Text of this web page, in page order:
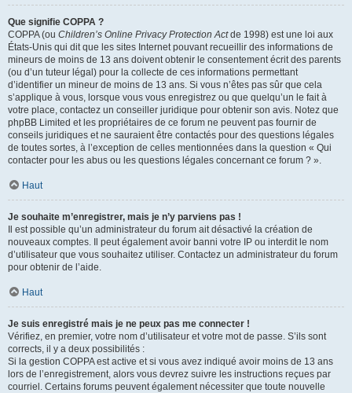
Que signifie COPPA ?
COPPA (ou Children’s Online Privacy Protection Actde 1998) est une loi aux
États-Unis qui dit que les sites Internet pouvant recueillir des informations de
mineurs de moins de 13 ans doivent obtenir le consentement écrit des parents
(ou d’un tuteur légal) pour la collecte de ces informations permettant
d’identifier un mineur de moins de 13 ans. Si vous n’êtes pas sûr que cela
s’applique à vous, lorsque vous vous enregistrez ou que quelqu’un le fait à
votre place, contactez un conseiller juridique pour obtenir son avis. Notez que
phpBB Limited et les propriétaires de ce forum ne peuvent pas fournir de
conseils juridiques et ne sauraient être contactés pour des questions légales
de toutes sortes, à l’exception de celles mentionnées dans la question « Qui
contacter pour les abus ou les questions légales concernant ce forum ? ».
Haut
Je souhaite m’enregistrer, mais je n’y parviens pas !
Il est possible qu’un administrateur du forum ait désactivé la création de
nouveaux comptes. Il peut également avoir banni votre IP ou interdit le nom
d’utilisateur que vous souhaitez utiliser. Contactez un administrateur du forum
pour obtenir de l’aide.
Haut
Je suis enregistré mais je ne peux pas me connecter !
Vérifiez, en premier, votre nom d’utilisateur et votre mot de passe. S’ils sont
corrects, il y a deux possibilités :
Si la gestion COPPA est active et si vous avez indiqué avoir moins de 13 ans
lors de l’enregistrement, alors vous devrez suivre les instructions reçues par
courriel. Certains forums peuvent également nécessiter que toute nouvelle